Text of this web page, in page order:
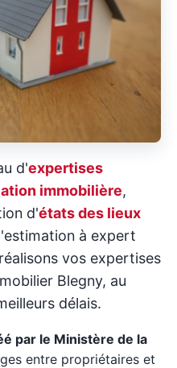
d'expertises
immobilière,
d'états des lieux
à expert
vos expertises
Blegny, au
délais.
par le Ministère de la
entre propriétaires et